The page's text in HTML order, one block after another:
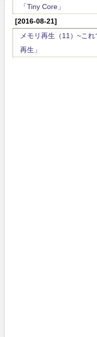
「Tiny Core」
[2016-08-21]
メモリ再生（11）~こ
再生」